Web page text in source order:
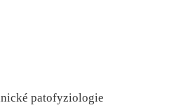
patofyziologie